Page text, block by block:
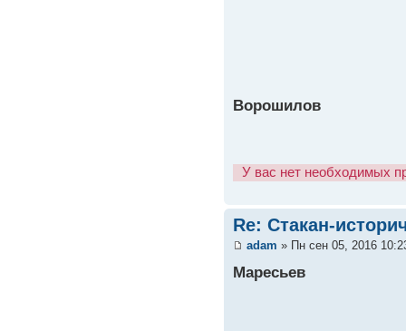
Ворошилов
У вас нет необходимых
Re: Стакан-
adam » Пн сен 05, 2016
Маресьев